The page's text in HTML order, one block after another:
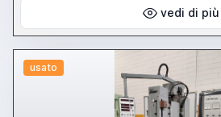
vedi di più
usato